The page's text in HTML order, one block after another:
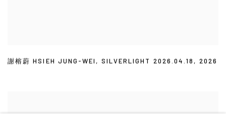
謝榕蔚 HSIEH JUNG-WEI , SILVERLIGHT 2026.04.18 , 2026